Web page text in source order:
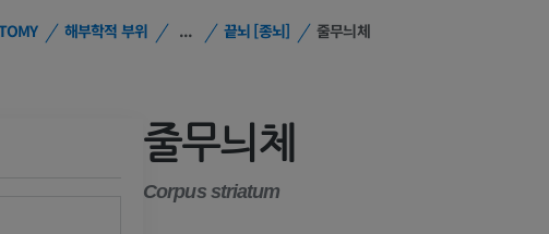
해부학적 부위 ... 끝뇌 [종뇌] 줄무늬체
줄무늬체
Corpus striatum